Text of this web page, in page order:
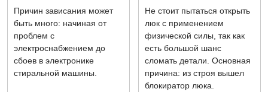
Причин зависания может
быть много: начиная от
проблем с
электроснабжением до
сбоев в электронике
стиральной машины.
Не стоит пытаться открыть
люк с применением
физической силы, так как
есть большой шанс
сломать детали. Основная
причина: из строя вышел
блокиратор люка.